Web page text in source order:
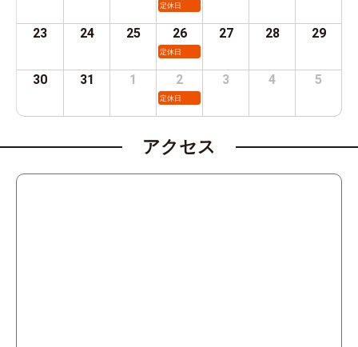
定休日
23 24 25 26
定休日
27 28 29
30 31 1 2
定休日
3 4 5
アクセス